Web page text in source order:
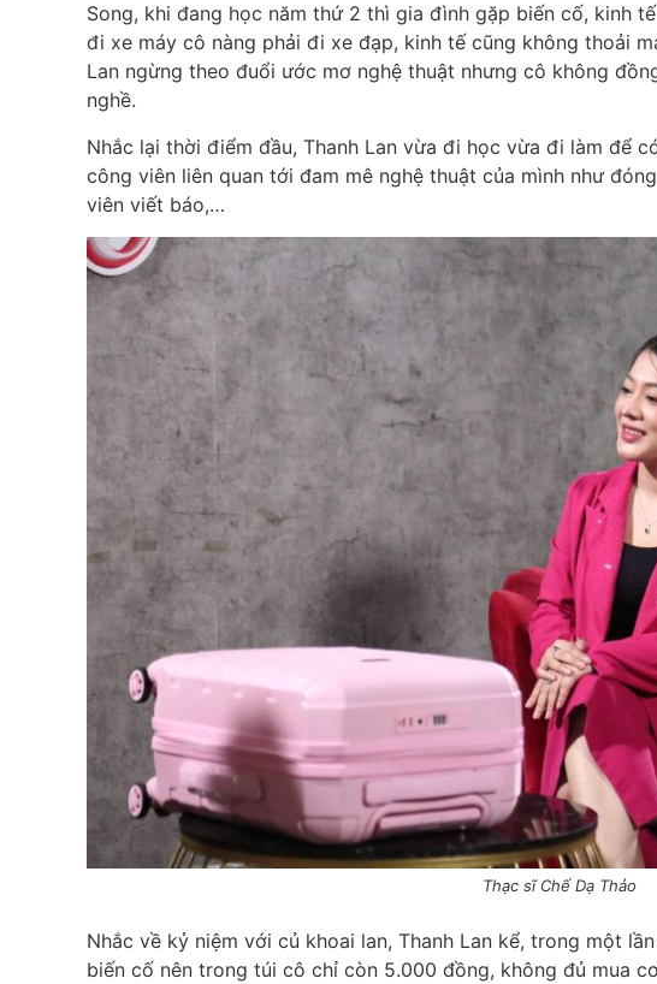
Song, khi đang học năm thứ 2 thì gia đình gặp biến cố, kinh
đi xe máy cô nàng phải đi xe đạp, kinh tế cũng không thoải
Lan ngừng theo đuổi ước mơ nghệ thuật nhưng cô không
nghề.
Nhắc lại thời điểm đầu, Thanh Lan vừa đi học vừa đi làm để
công viên liên quan tới đam mê nghệ thuật của mình như
viên viết báo,…
Thạc sĩ Chế Dạ Thảo
Nhắc về kỷ niệm với củ khoai lan, Thanh Lan kể, trong một
biến cố nên trong túi cô chỉ còn 5.000 đồng, không đủ mua